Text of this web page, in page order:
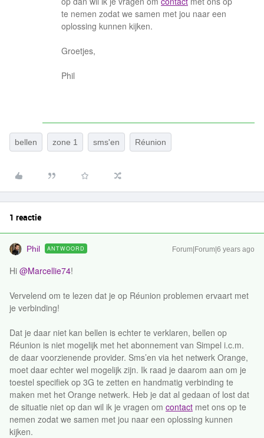
te nemen zodat we samen met jou naar een
oplossing kunnen kijken.
Groetjes,
Phil
bellen zone 1 sms'en Réunion
1 reactie
Phil ANTWOORD Forum|Forum|6 years ago
Hi @Marcellie74!
Vervelend om te lezen dat je op Réunion problemen ervaart met
je verbinding!
Dat je daar niet kan bellen is echter te verklaren, bellen op
Réunion is niet mogelijk met het abonnement van Simpel i.c.m.
de daar voorzienende provider. Sms’en via het netwerk Orange,
moet daar echter wel mogelijk zijn. Ik raad je daarom aan om je
toestel specifiek op 3G te zetten en handmatig verbinding te
maken met het Orange netwerk. Heb je dat al gedaan of lost dat
de situatie niet op dan wil ik je vragen om contact met ons op te
nemen zodat we samen met jou naar een oplossing kunnen
kijken.